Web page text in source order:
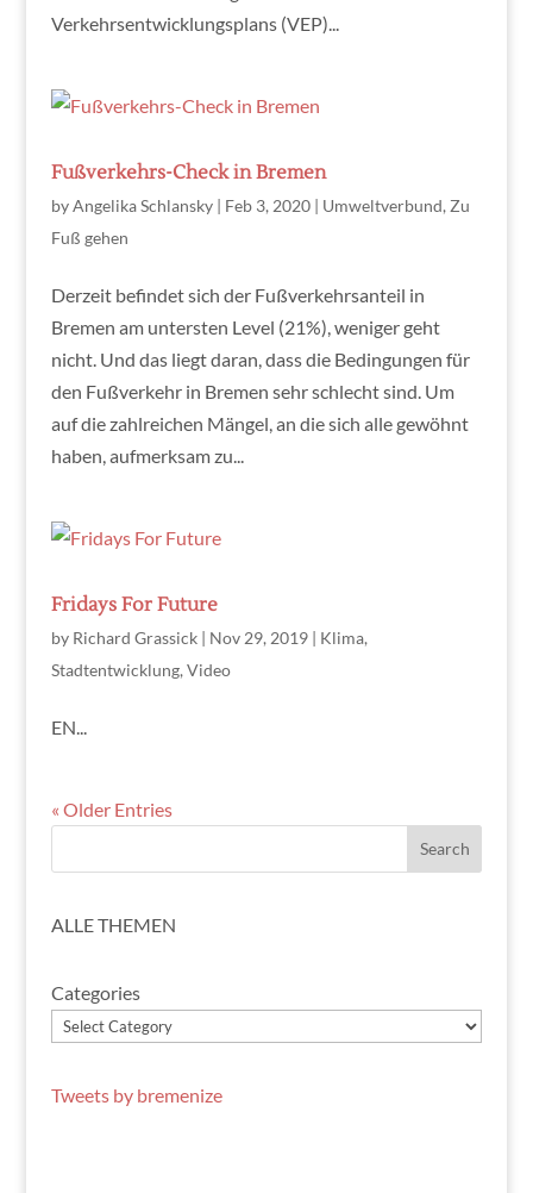
Verkehrsentwicklungsplans (VEP)...
Fußverkehrs-Check in Bremen
byAngelika Schlansky| Feb 3, 2020| Umweltverbund, Zu
Fuß gehen
Derzeit befindet sich der Fußverkehrsanteil in
Bremen am untersten Level (21%), weniger geht
nicht. Und das liegt daran, dass die Bedingungen für
den Fußverkehr in Bremen sehr schlecht sind. Um
auf die zahlreichen Mängel, an die sich alle gewöhnt
haben, aufmerksam zu...
Fridays For Future
by Richard Grassick| Nov 29, 2019| Klima,
Stadtentwicklung, Video
EN...
« Older Entries
ALLE THEMEN
Categories
Tweets by bremenize